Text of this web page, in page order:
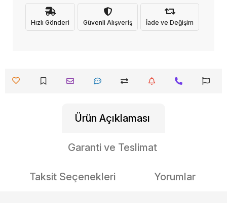
Hızlı Gönderi Güvenli Alışveriş İade ve Değişim
Ürün Açıklaması
Garanti ve Teslimat
Taksit Seçenekleri Yorumlar